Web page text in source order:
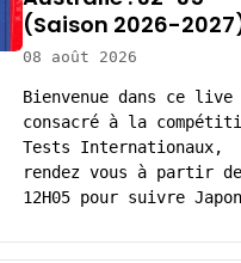
(Saison 2026-
08 août 2026
Bienvenue dans ce live
consacré à la
Tests Internationaux,
rendez vous à partir de
12H05 pour suivre